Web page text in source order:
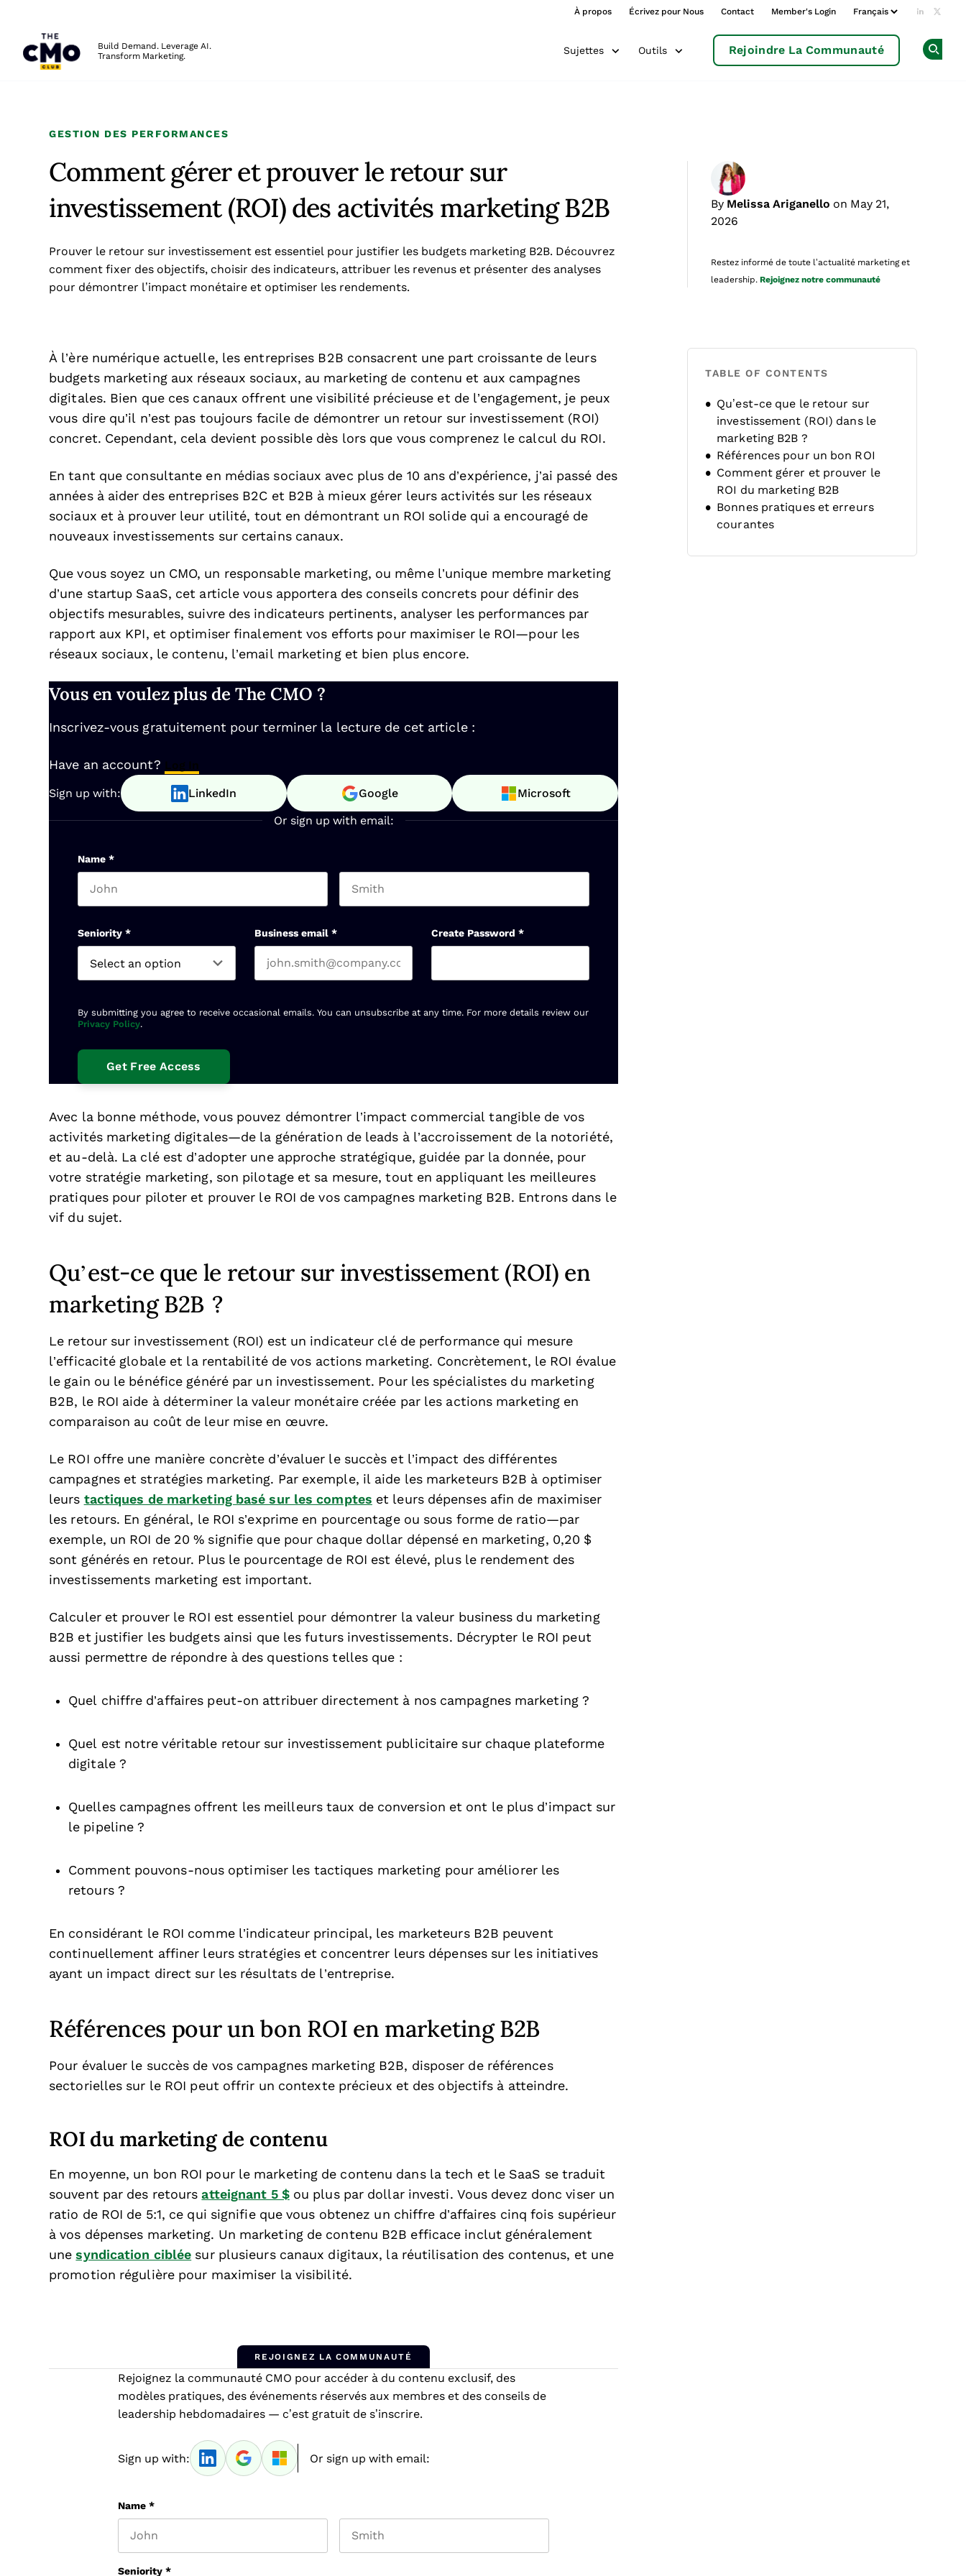
À propos Écrivez pour Nous Contact Member's Login Add us
Build Demand. Leverage AI.
Transform Marketing.
Sujettes Outils Rejoindre La Communauté
GESTION DES PERFORMANCES
Comment gérer et prouver le retour sur
investissement (ROI) des activités marketing B2B
By Melissa Ariganello on May 21,
2026
Restez informé de toute l’actualité marketing et
leadership. Rejoignez notre communauté
Prouver le retour sur investissement est essentiel pour justifier les budgets marketing B2B. Découvrez
comment fixer des objectifs, choisir des indicateurs, attribuer les revenus et présenter des analyses
pour démontrer l’impact monétaire et optimiser les rendements.
À l’ère numérique actuelle, les entreprises B2B consacrent une part croissante de leurs
budgets marketing aux réseaux sociaux, au marketing de contenu et aux campagnes
digitales. Bien que ces canaux offrent une visibilité précieuse et de l’engagement, je peux
vous dire qu’il n’est pas toujours facile de démontrer un retour sur investissement (ROI)
concret. Cependant, cela devient possible dès lors que vous comprenez le calcul du ROI.
En tant que consultante en médias sociaux avec plus de 10 ans d’expérience, j’ai passé des
années à aider des entreprises B2C et B2B à mieux gérer leurs activités sur les réseaux
sociaux et à prouver leur utilité, tout en démontrant un ROI solide qui a encouragé de
nouveaux investissements sur certains canaux.
Que vous soyez un CMO, un responsable marketing, ou même l’unique membre marketing
d’une startup SaaS, cet article vous apportera des conseils concrets pour définir des
objectifs mesurables, suivre des indicateurs pertinents, analyser les performances par
rapport aux KPI, et optimiser finalement vos efforts pour maximiser le ROI—pour les
réseaux sociaux, le contenu, l’email marketing et bien plus encore.
Vous en voulez plus de The CMO ?
Inscrivez-vous gratuitement pour terminer la lecture de cet article :
Have an account? Log In
Sign up with: LinkedIn Google Microsoft
Or sign up with email:
Name *
Seniority * Business email * Create Password *
By submitting you agree to receive occasional emails. You can unsubscribe at any time. For more details review our
Privacy Policy.
Avec la bonne méthode, vous pouvez démontrer l’impact commercial tangible de vos
activités marketing digitales—de la génération de leads à l’accroissement de la notoriété,
et au-delà. La clé est d’adopter une approche stratégique, guidée par la donnée, pour
votre stratégie marketing, son pilotage et sa mesure, tout en appliquant les meilleures
pratiques pour piloter et prouver le ROI de vos campagnes marketing B2B. Entrons dans le
vif du sujet.
Qu’est-ce que le retour sur investissement (ROI) en
marketing B2B ?
Le retour sur investissement (ROI) est un indicateur clé de performance qui mesure
l’efficacité globale et la rentabilité de vos actions marketing. Concrètement, le ROI évalue
le gain ou le bénéfice généré par un investissement. Pour les spécialistes du marketing
B2B, le ROI aide à déterminer la valeur monétaire créée par les actions marketing en
comparaison au coût de leur mise en œuvre.
Le ROI offre une manière concrète d’évaluer le succès et l’impact des différentes
campagnes et stratégies marketing. Par exemple, il aide les marketeurs B2B à optimiser
leurs tactiques de marketing basé sur les comptes et leurs dépenses afin de maximiser
les retours. En général, le ROI s’exprime en pourcentage ou sous forme de ratio—par
exemple, un ROI de 20 % signifie que pour chaque dollar dépensé en marketing, 0,20 $
sont générés en retour. Plus le pourcentage de ROI est élevé, plus le rendement des
investissements marketing est important.
Calculer et prouver le ROI est essentiel pour démontrer la valeur business du marketing
B2B et justifier les budgets ainsi que les futurs investissements. Décrypter le ROI peut
aussi permettre de répondre à des questions telles que :
Quel chiffre d’affaires peut-on attribuer directement à nos campagnes marketing ?
Quel est notre véritable retour sur investissement publicitaire sur chaque plateforme
digitale ?
Quelles campagnes offrent les meilleurs taux de conversion et ont le plus d’impact sur
le pipeline ?
Comment pouvons-nous optimiser les tactiques marketing pour améliorer les
retours ?
En considérant le ROI comme l’indicateur principal, les marketeurs B2B peuvent
continuellement affiner leurs stratégies et concentrer leurs dépenses sur les initiatives
ayant un impact direct sur les résultats de l’entreprise.
Références pour un bon ROI en marketing B2B
Pour évaluer le succès de vos campagnes marketing B2B, disposer de références
sectorielles sur le ROI peut offrir un contexte précieux et des objectifs à atteindre.
ROI du marketing de contenu
En moyenne, un bon ROI pour le marketing de contenu dans la tech et le SaaS se traduit
souvent par des retoursatteignant 5 $ou plus par dollar investi. Vous devez donc viser un
ratio de ROI de 5:1, ce qui signifie que vous obtenez un chiffre d’affaires cinq fois supérieur
à vos dépenses marketing. Un marketing de contenu B2B efficace inclut généralement
unesyndication ciblée sur plusieurs canaux digitaux, la réutilisation des contenus, et une
promotion régulière pour maximiser la visibilité.
REJOIGNEZ LA COMMUNAUTÉ
Rejoignez la communauté CMO pour accéder à du contenu exclusif, des
modèles pratiques, des événements réservés aux membres et des conseils de
leadership hebdomadaires — c’est gratuit de s’inscrire.
Sign up with: Or sign up with email:
Name *
Seniority *
TABLE OF CONTENTS
Qu’est-ce que le retour sur
investissement (ROI) dans le
marketing B2B ?
Références pour un bon ROI
Comment gérer et prouver le
ROI du marketing B2B
Bonnes pratiques et erreurs
courantes